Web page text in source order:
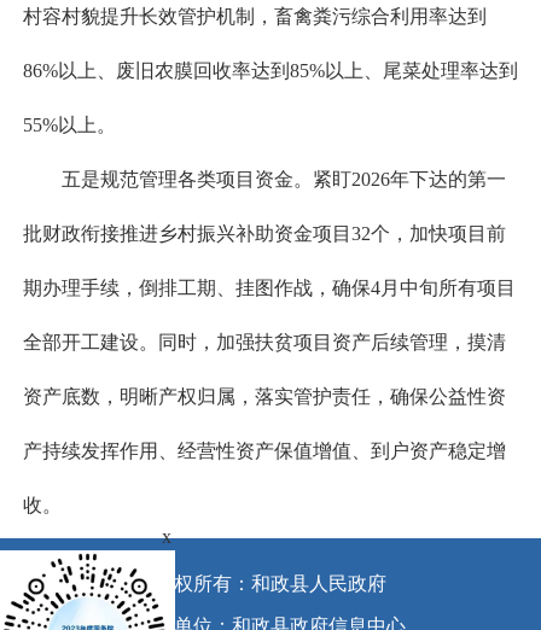
村容村貌提升长效管护机制，畜禽粪污综合利用率达到
86%以上、废旧农膜回收率达到85%以上、尾菜处理率达到
55%以上。
五是规范管理各类项目资金。紧盯2026年下达的第一
批财政衔接推进乡村振兴补助资金项目32个，加快项目前
期办理手续，倒排工期、挂图作战，确保4月中旬所有项目
全部开工建设。同时，加强扶贫项目资产后续管理，摸清
资产底数，明晰产权归属，落实管护责任，确保公益性资
产持续发挥作用、经营性资产保值增值、到户资产稳定增
收。
版权所有：和政县人民政府
承办单位：和政县政府信息中心
x